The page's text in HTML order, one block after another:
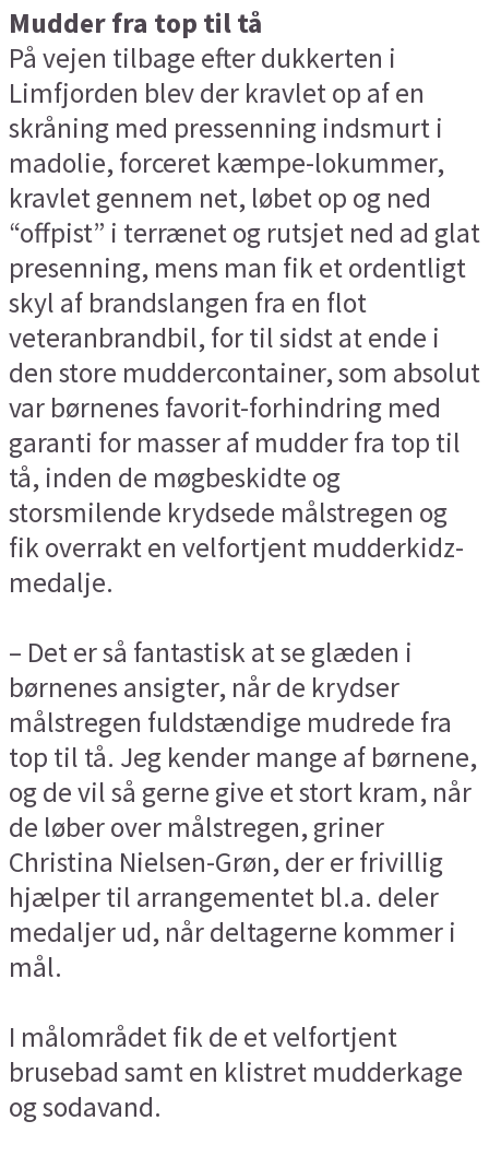
Mudder fra top til tå
På vejen tilbage efter dukkerten i
Limfjorden blev der kravlet op af en
skråning med pressenning indsmurt i
madolie, forceret kæmpe-lokummer,
kravlet gennem net, løbet op og ned
“offpist” i terrænet og rutsjet ned ad glat
presenning, mens man fik et ordentligt
skyl af brandslangen fra en flot
veteranbrandbil, for til sidst at ende i
den store muddercontainer, som absolut
var børnenes favorit-forhindring med
garanti for masser af mudder fra top til
tå, inden de møgbeskidte og
storsmilende krydsede målstregen og
fik overrakt en velfortjent mudderkidz-
medalje.
– Det er så fantastisk at se glæden i
børnenes ansigter, når de krydser
målstregen fuldstændige mudrede fra
top til tå. Jeg kender mange af børnene,
og de vil så gerne give et stort kram, når
de løber over målstregen, griner
Christina Nielsen-Grøn, der er frivillig
hjælper til arrangementet bl.a. deler
medaljer ud, når deltagerne kommer i
mål.
I målområdet fik de et velfortjent
brusebad samt en klistret mudderkage
og sodavand.